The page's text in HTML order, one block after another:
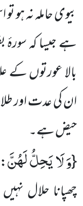
بالا عورتوں کے
ان کی عدت اور
حیض ہے۔
{وَ لَا یَحِلُّ لَهُنَّ:
چھپانا حلال